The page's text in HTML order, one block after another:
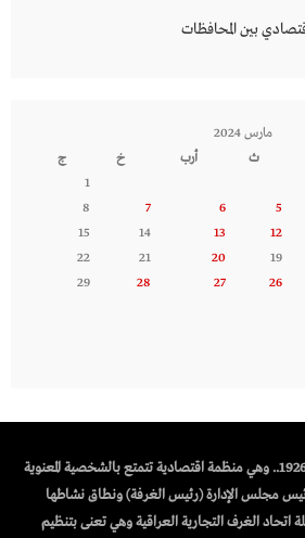
بين المحافظات
مارس 2024
ث أرب خ
ج
1
5
6
7
8
12
13
14
15
19
20
21
22
26
27
28
29
تأسست غرفة تجارة الموصل عام 1926.. وهي منظمة اقتصادية تتمتع بالشخصية المعنوية
مجلس الإدارة (رئيس الغرفة) ونطاق نشاطها
الغرف التجارية العراقية وهي تعنى بتنظيم